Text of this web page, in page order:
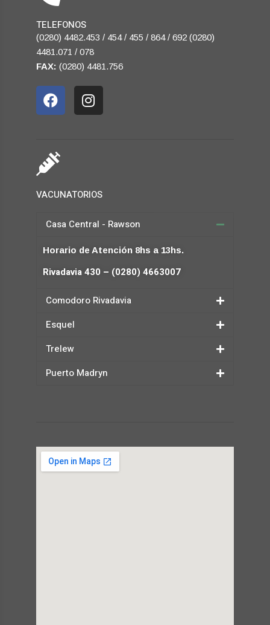
TELEFONOS
(0280) 4482.453 / 454 / 455 / 864 / 692 (0280)
4481.071 / 078
FAX: (0280) 4481.756
VACUNATORIOS
Casa Central - Rawson
Horario de Atención 8hs a 13hs.
Rivadavia 430 – (0280) 4663007
Comodoro Rivadavia
Esquel
Trelew
Puerto Madryn